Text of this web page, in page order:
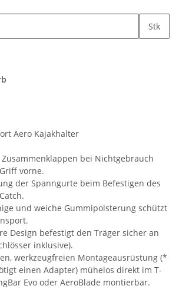
Stk
Aero Kajakhalter
bei Nichtgebrauch
vorne.
der Spanngurte beim Befestigen des
und weiche Gummipolsterung schützt
Design befestigt den Träger sicher an
inklusive).
werkzeugfreien Montageausrüstung (*
einen Adapter) mühelos direkt im T-
Evo oder AeroBlade montierbar.